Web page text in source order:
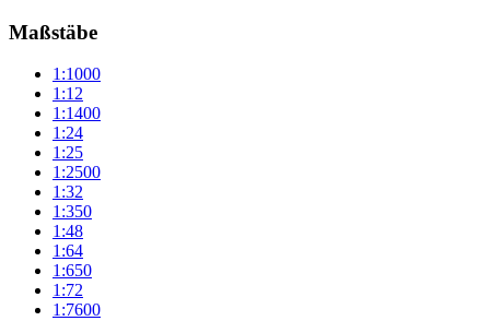
Maßstäbe
1:1000
1:12
1:1400
1:24
1:25
1:2500
1:32
1:350
1:48
1:64
1:650
1:72
1:7600